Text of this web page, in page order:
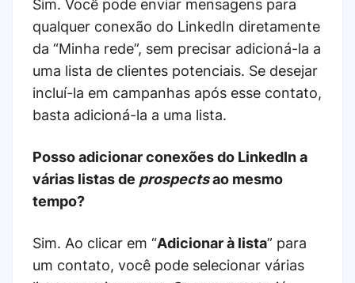
Sim. Você pode enviar mensagens para
qualquer conexão do LinkedIn diretamente
da “Minha rede”, sem precisar adicioná-la a
uma lista de clientes potenciais. Se desejar
incluí-la em campanhas após esse contato,
basta adicioná-la a uma lista.
Posso adicionar conexões do LinkedIn a
várias listas de prospectsao mesmo
tempo?
Sim. Ao clicar em “Adicionar à lista” para
um contato, você pode selecionar várias